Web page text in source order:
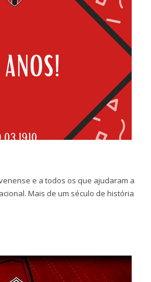
e a todos os que ajudaram a
Mais de um século de história